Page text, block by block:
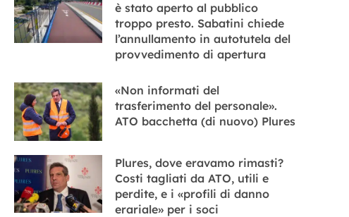
è stato aperto al pubblico
troppo presto. Sabatini chiede
l’annullamento in autotutela del
provvedimento di apertura
«Non informati del
trasferimento del personale».
ATO bacchetta (di nuovo) Plures
Plures, dove eravamo rimasti?
Costi tagliati da ATO, utili e
perdite, e i «profili di danno
erariale» per i soci